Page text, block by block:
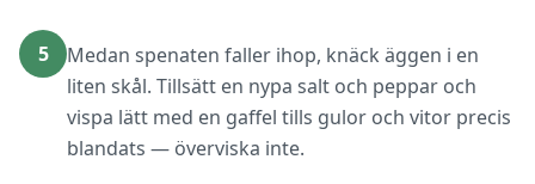
5
Medan spenaten faller ihop, knäck äggen i en
liten skål. Tillsätt en nypa salt och peppar och
vispa lätt med en gaffel tills gulor och vitor precis
blandats — överviska inte.